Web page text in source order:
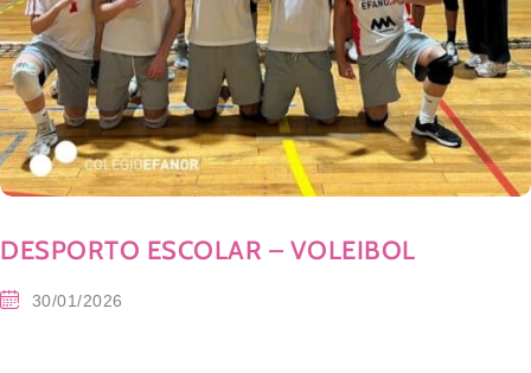
DESPORTO ESCOLAR – VOLEIBOL
30/01/2026